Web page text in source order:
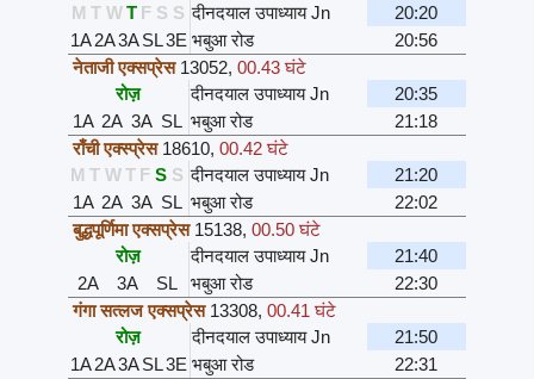
M T W T F S S दीनदयाल उपाध्याय Jn
20:20
1A2A3ASL3E भबुआ रोड
20:56
नेताजी एक्सप्रेस 13052, 00.43 घंटे
रोज़
दीनदयाल उपाध्याय Jn
20:35
1A 2A 3A SL भबुआ रोड
21:18
राँची एक्स्प्रेस 18610, 00.42 घंटे
M T W T F S S दीनदयाल उपाध्याय Jn
21:20
1A 2A 3A SL भबुआ रोड
22:02
बुद्धपूर्णिमा एक्सप्रेस 15138, 00.50 घंटे
रोज़
दीनदयाल उपाध्याय Jn
21:40
2A
3A SL भबुआ रोड
22:30
गंगा सत्लज एक्सप्रेस 13308, 00.41 घंटे
रोज़
दीनदयाल उपाध्याय Jn
21:50
1A2A3ASL3E भबुआ रोड
22:31